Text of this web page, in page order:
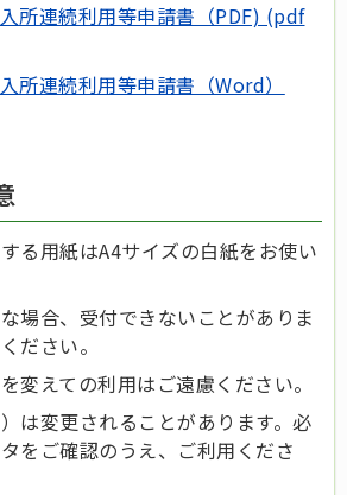
所連続利用等申請書（PDF) (pdf
所連続利用等申請書（Word）
る用紙はA4サイズの白紙をお使い
場合、受付できないことがありま
ださい。
変えての利用はご遠慮ください。
は変更されることがあります。必
をご確認のうえ、ご利用くださ